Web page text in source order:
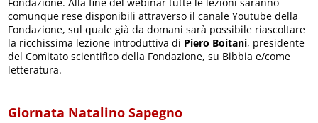
comunque rese disponibili attraverso il canale Youtube della
Fondazione, sul quale già da domani sarà possibile riascoltare
la ricchissima lezione introduttiva di Piero Boitani, presidente
del Comitato scientifico della Fondazione, su Bibbia e/come
letteratura.
Giornata Natalino Sapegno